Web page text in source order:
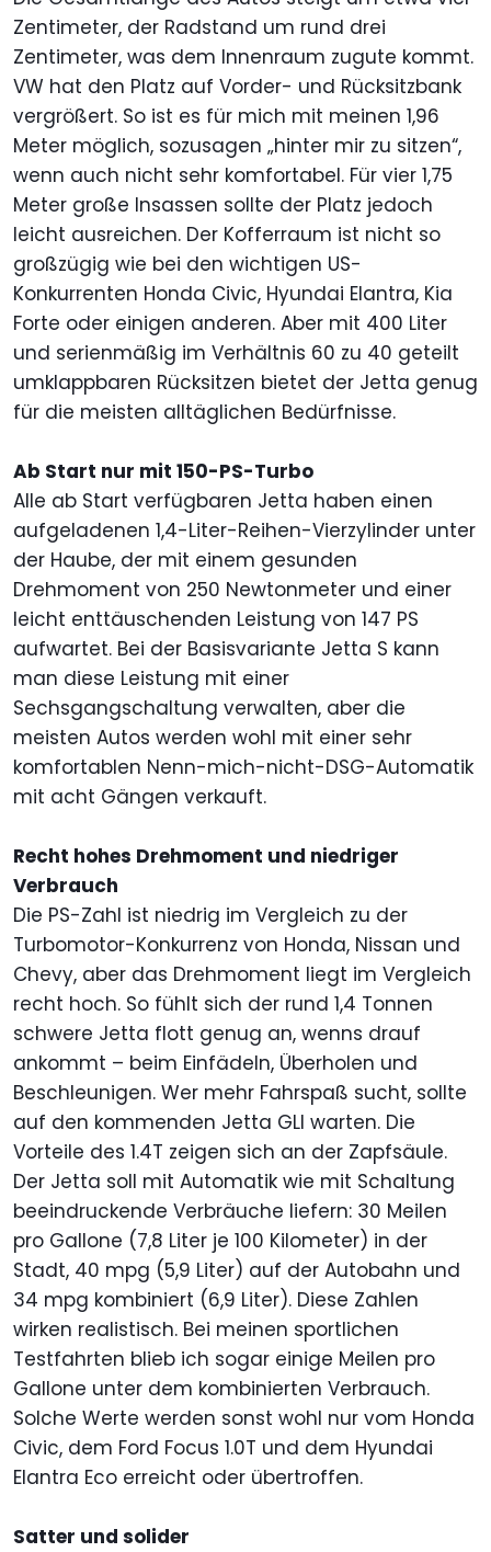
Zentimeter, der Radstand um rund drei
Zentimeter, was dem Innenraum zugute kommt.
VW hat den Platz auf Vorder- und Rücksitzbank
vergrößert. So ist es für mich mit meinen 1,96
Meter möglich, sozusagen „hinter mir zu sitzen“,
wenn auch nicht sehr komfortabel. Für vier 1,75
Meter große Insassen sollte der Platz jedoch
leicht ausreichen. Der Kofferraum ist nicht so
großzügig wie bei den wichtigen US-
Konkurrenten Honda Civic, Hyundai Elantra, Kia
Forte oder einigen anderen. Aber mit 400 Liter
und serienmäßig im Verhältnis 60 zu 40 geteilt
umklappbaren Rücksitzen bietet der Jetta genug
für die meisten alltäglichen Bedürfnisse.
Ab Start nur mit 150-PS-Turbo
Alle ab Start verfügbaren Jetta haben einen
aufgeladenen 1,4-Liter-Reihen-Vierzylinder unter
der Haube, der mit einem gesunden
Drehmoment von 250 Newtonmeter und einer
leicht enttäuschenden Leistung von 147 PS
aufwartet. Bei der Basisvariante Jetta S kann
man diese Leistung mit einer
Sechsgangschaltung verwalten, aber die
meisten Autos werden wohl mit einer sehr
komfortablen Nenn-mich-nicht-DSG-Automatik
mit acht Gängen verkauft.
Recht hohes Drehmoment und niedriger
Verbrauch
Die PS-Zahl ist niedrig im Vergleich zu der
Turbomotor-Konkurrenz von Honda, Nissan und
Chevy, aber das Drehmoment liegt im Vergleich
recht hoch. So fühlt sich der rund 1,4 Tonnen
schwere Jetta flott genug an, wenns drauf
ankommt – beim Einfädeln, Überholen und
Beschleunigen. Wer mehr Fahrspaß sucht, sollte
auf den kommenden Jetta GLI warten. Die
Vorteile des 1.4T zeigen sich an der Zapfsäule.
Der Jetta soll mit Automatik wie mit Schaltung
beeindruckende Verbräuche liefern: 30 Meilen
pro Gallone (7,8 Liter je 100 Kilometer) in der
Stadt, 40 mpg (5,9 Liter) auf der Autobahn und
34 mpg kombiniert (6,9 Liter). Diese Zahlen
wirken realistisch. Bei meinen sportlichen
Testfahrten blieb ich sogar einige Meilen pro
Gallone unter dem kombinierten Verbrauch.
Solche Werte werden sonst wohl nur vom Honda
Civic, dem Ford Focus 1.0T und dem Hyundai
Elantra Eco erreicht oder übertroffen.
Satter und solider